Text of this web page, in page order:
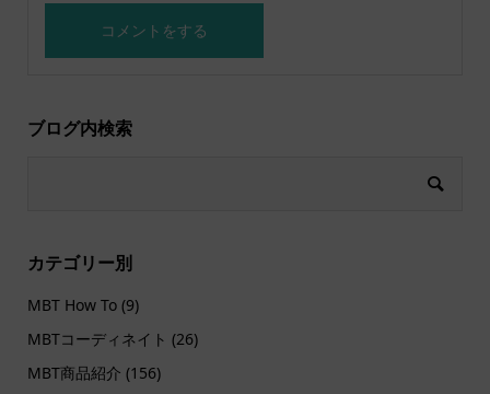
ブログ内検索
カテゴリー別
MBT How To(9)
MBTコーディネイト (26)
MBT商品紹介 (156)